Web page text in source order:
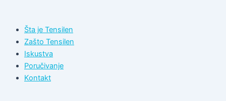
садржајŠta je Tensilen
Zašto Tensilen
Iskustva
Poručivanje
Kontakt